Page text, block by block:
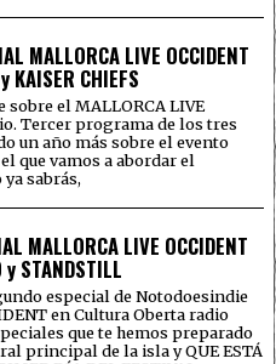
MALLORCA LIVE OCCIDENT
KAISER CHIEFS
el MALLORCA LIVE
Tercer programa de los tres
un año más sobre el evento
que vamos a abordar el
sabrás,
MALLORCA LIVE OCCIDENT
STANDSTILL
especial de Notodoesindie
en Cultura Oberta radio
que te hemos preparado
principal de la isla y QUE ESTÁ